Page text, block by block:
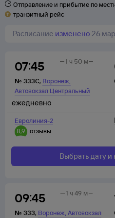
Отправление и прибытие по
транзитный рейс
Расписание изменено 26
07:45
№ 333С, Воронеж,
Автовокзал Центральный
1 ч 50 м
Евролиния-2
8,9
отзывы
ежедневно
Выбрать дату и
09:45
№ 333, Воронеж,Автовокзал
1 ч 49 м